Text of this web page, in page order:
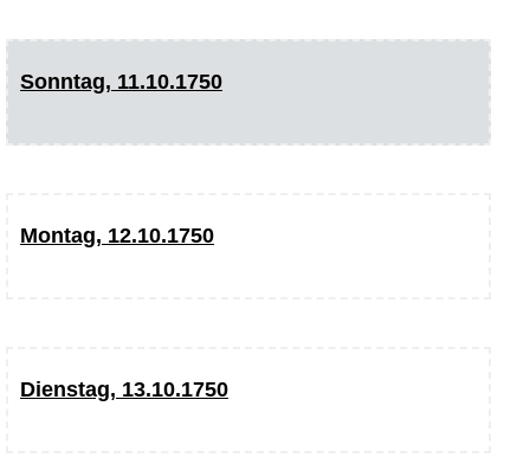
Sonntag, 11.10.1750
Montag, 12.10.1750
Dienstag, 13.10.1750